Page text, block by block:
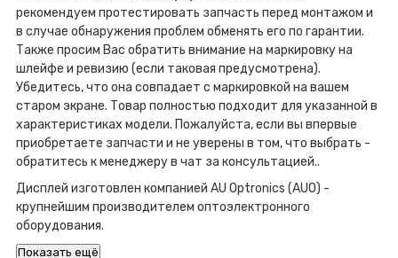
рекомендуем протестировать запчасть перед монтажом и
в случае обнаружения проблем обменять его по гарантии.
Также просим Вас обратить внимание на маркировку на
шлейфе и ревизию (если таковая предусмотрена).
Убедитесь, что она совпадает с маркировкой на вашем
старом экране. Товар полностью подходит для указанной в
характеристиках модели. Пожалуйста, если вы впервые
приобретаете запчасти и не уверены в том, что выбрать -
обратитесь к менеджеру в чат за консультацией..
Дисплей изготовлен компанией AU Optronics (AUO) -
крупнейшим производителем оптоэлектронного
оборудования.
Показать ещё